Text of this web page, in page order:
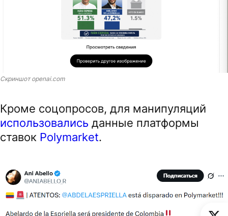
Скриншот openai.com
Кроме соцопросов, для манипуляций
использовались данные платформы
ставок Polymarket.